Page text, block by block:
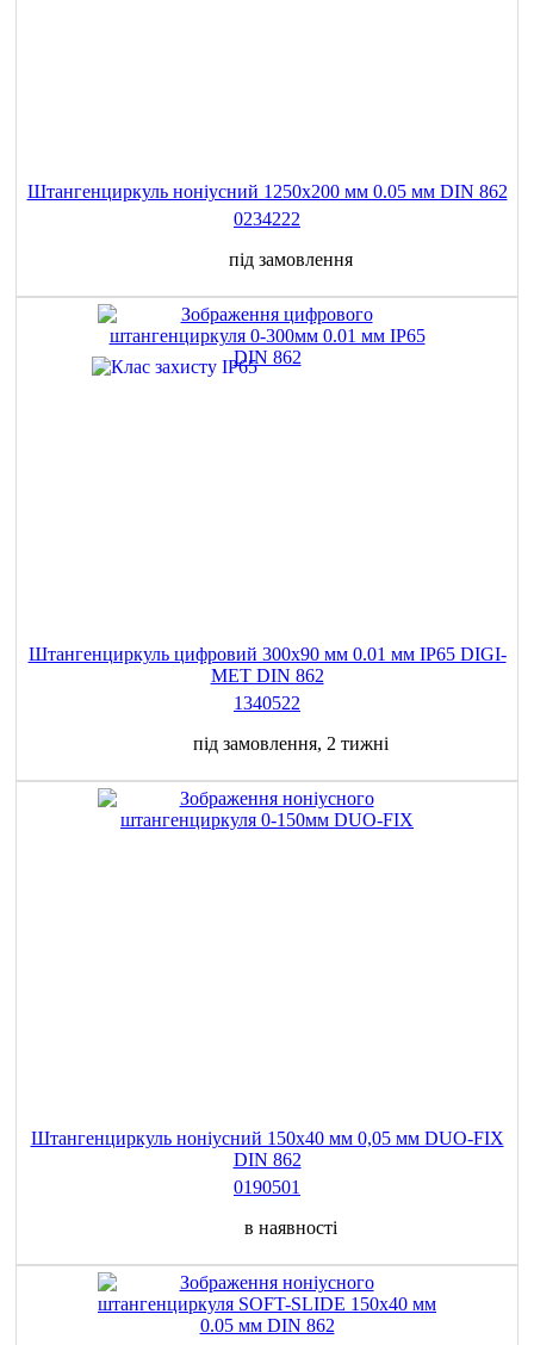
Штангенциркуль ноніусний 1250x200 мм 0.05 мм DIN 862
0234222
під замовлення
Штангенциркуль цифровий 300х90 мм 0.01 мм IP65 DIGI-
MET DIN 862
1340522
під замовлення, 2 тижні
Штангенциркуль ноніусний 150х40 мм 0,05 мм DUO-FIX
DIN 862
0190501
в наявності